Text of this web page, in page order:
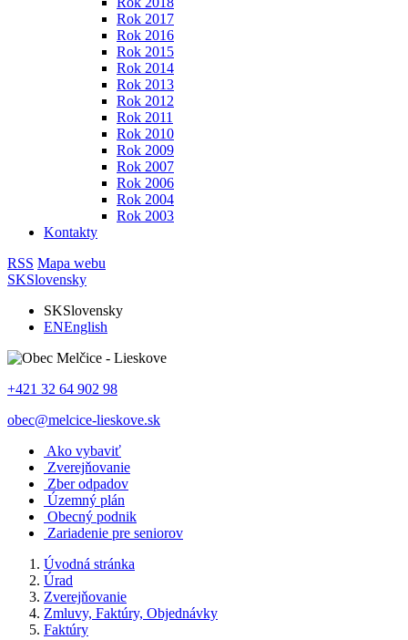
Rok 2017
Rok 2016
Rok 2015
Rok 2014
Rok 2013
Rok 2012
Rok 2011
Rok 2010
Rok 2009
Rok 2007
Rok 2006
Rok 2004
Rok 2003
Kontakty
RSS Mapa webu
SKSlovensky
SKSlovensky
ENEnglish
+421 32 64 902 98
obec@melcice-lieskove.sk
Ako vybaviť
Zverejňovanie
Zber odpadov
Územný plán
Obecný podnik
Zariadenie pre seniorov
Úvodná stránka
Úrad
Zverejňovanie
Zmluvy, Faktúry, Objednávky
Faktúry